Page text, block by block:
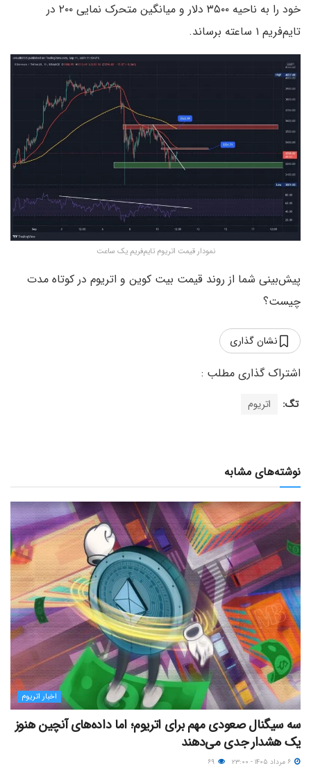
خود را به ناحیه ۳۵۰۰ دلار و میانگین متحرک نمایی ۲۰۰ در
تایم‌فریم ۱ ساعته برساند.
نمودار قیمت اتریوم تایم‌فریم یک ساعت
پیش‌بینی شما از روند قیمت بیت کوین و اتریوم در کوتاه مدت
چیست؟
نشان گذاری
تگ: اتریوم
نوشته‌های مشابه
اخبار اتریوم
سه سیگنال صعودی مهم برای اتریوم؛ اما داده‌های آنچین هنوز
یک هشدار جدی می‌دهند